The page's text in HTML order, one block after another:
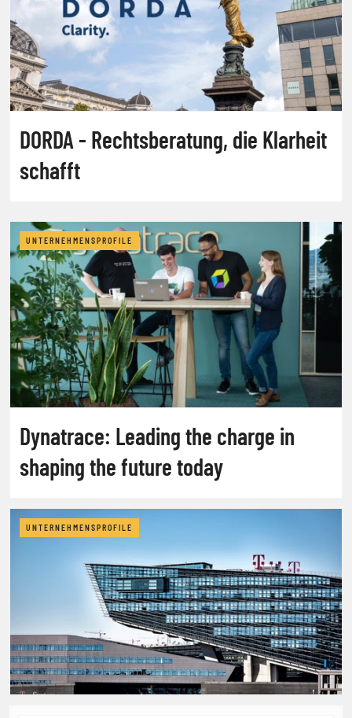
DORDA - Rechtsberatung, die Klarheit
schafft
UNTERNEHMENSPROFILE
Dynatrace: Leading the charge in
shaping the future today
UNTERNEHMENSPROFILE